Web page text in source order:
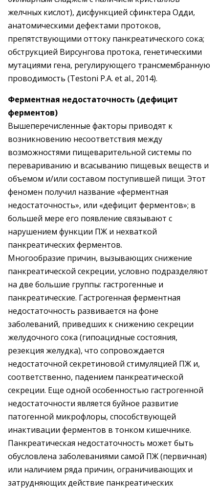
желчных кислот), дисфункцией сфинктера Одди,
анатомическими дефектами протоков,
препятствующими оттоку панкреатического сока;
обструкцией Вирсунгова протока, генетическими
мутациями гена, регулирующего трансмембранную
проводимость (Testoni Р.А. et al., 2014).
Ферментная недостаточность (дефицит
ферментов)
Вышеперечисленные факторы приводят к
возникновению несоответствия между
возможностями пищеварительной системы по
перевариванию и всасыванию пищевых веществ и
объемом и/или составом поступившей пищи. Этот
феномен получил название «ферментная
недостаточность», или «дефицит ферментов»; в
большей мере его появление связывают с
нарушением функции ПЖ и нехваткой
панкреатических ферментов.
Многообразие причин, вызывающих снижение
панкреатической секреции, условно подразделяют
на две большие группы: гастрогенные и
панкреатические. Гастрогенная ферментная
недостаточность развивается на фоне
заболеваний, приведших к снижению секреции
желудочного сока (гипоацидные состояния,
резекция желудка), что сопровождается
недостаточной секретиновой стимуляцией ПЖ и,
соответственно, падением панкреатической
секреции. Еще одной особенностью гастрогенной
недостаточности является буйное развитие
патогенной микрофлоры, способствующей
инактивации ферментов в тонком кишечнике.
Панкреатическая недостаточность может быть
обусловлена заболеваниями самой ПЖ (первичная)
или наличием ряда причин, ограничивающих и
затрудняющих действие панкреатических